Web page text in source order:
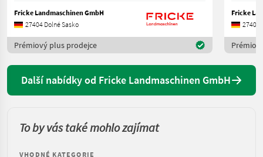
Fricke Landmaschinen GmbH
27404 Dolné Sasko
Prémiový plus prodejce
Fricke
27404
Další nabídky od Fricke Landmaschinen GmbH
To by vás také mohlo zajímat
VHODNÉ KATEGORIE